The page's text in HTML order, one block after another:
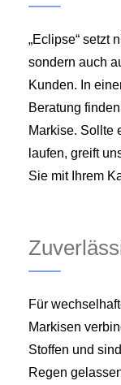
„Eclipse“ setzt
sondern auch
Kunden. In
Beratung
Markise. Sollte
laufen, greift
Sie mit Ihrem
Für
Markisen
Stoffen und
Regen